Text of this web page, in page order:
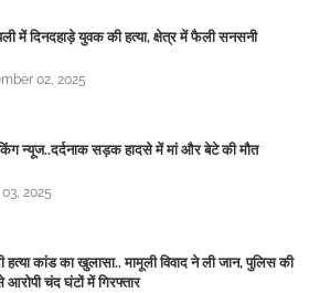
में दिनदहाड़े युवक की हत्या, क्षेत्र में फैली सनसनी
02, 2025
न्यूज..दर्दनाक सड़क हादसे में मां और बेटे की मौत
2025
हत्या कांड का खुलासा.. मामूली विवाद ने ली जान, पुलिस की
आरोपी चंद घंटों में गिरफ्तार